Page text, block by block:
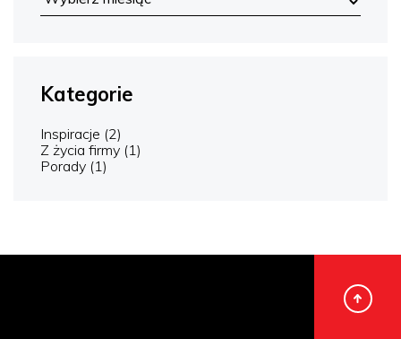
Kategorie
Inspiracje (2)
Z życia firmy (1)
Porady (1)